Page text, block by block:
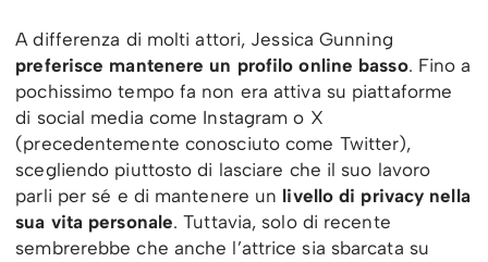
A differenza di molti attori, Jessica Gunning
preferisce mantenere un profilo online basso. Fino a
pochissimo tempo fa non era attiva su piattaforme
di social media come Instagram o X
(precedentemente conosciuto come Twitter),
scegliendo piuttosto di lasciare che il suo lavoro
parli per sé e di mantenere un livello di privacy nella
sua vita personale. Tuttavia, solo di recente
sembrerebbe che anche l’attrice sia sbarcata su